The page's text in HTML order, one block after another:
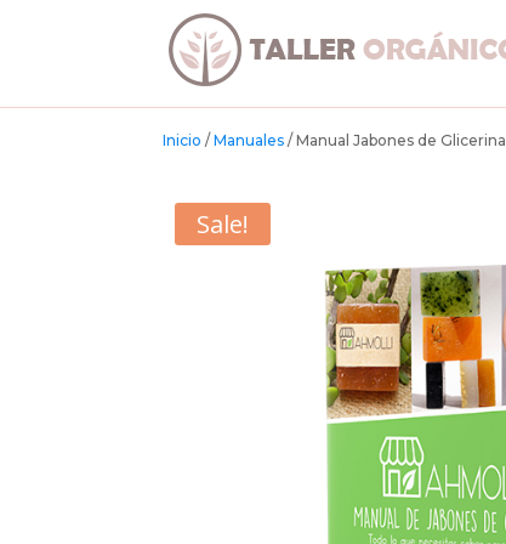
Inicio /Manuales / Manual Jabones de Glicerina
Sale!